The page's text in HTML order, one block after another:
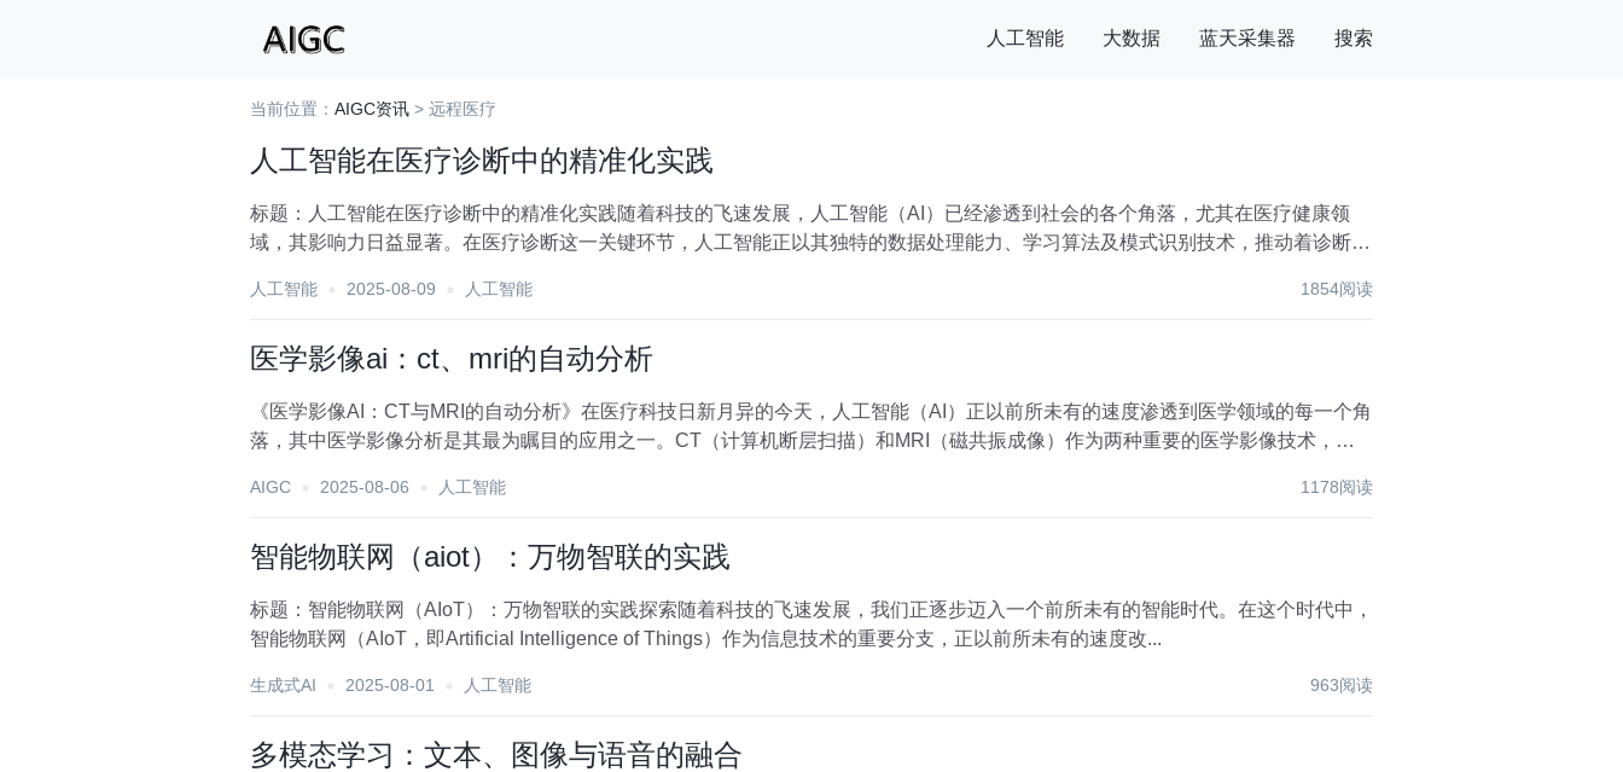
人工智能 大数据 蓝天采集器 搜索
当前位置： AIGC资讯 > 远程医疗
人工智能在医疗诊断中的精准化实践
标题：人工智能在医疗诊断中的精准化实践随着科技的飞速发展，人工智能（AI）已经渗透到社会的各个角落，尤其在医疗健康领
域，其影响力日益显著。在医疗诊断这一关键环节，人工智能正以其独特的数据处理能力、学习算法及模式识别技术，推动着诊断过
人工智能 2025-08-09 人工智能 1854阅读
医学影像ai：ct、mri的自动分析
《医学影像AI：CT与MRI的自动分析》在医疗科技日新月异的今天，人工智能（AI）正以前所未有的速度渗透到医学领域的每一个角
落，其中医学影像分析是其最为瞩目的应用之一。CT（计算机断层扫描）和MRI（磁共振成像）作为两种重要的医学影像技术，为
AIGC 2025-08-06 人工智能 1178阅读
智能物联网（aiot）：万物智联的实践
标题：智能物联网（AIoT）：万物智联的实践探索随着科技的飞速发展，我们正逐步迈入一个前所未有的智能时代。在这个时代中，
智能物联网（AIoT，即Artificial Intelligence of Things）作为信息技术的重要分支，正以前所未有的速度改...
生成式AI 2025-08-01 人工智能 963阅读
多模态学习：文本、图像与语音的融合